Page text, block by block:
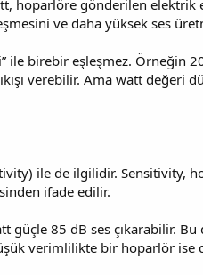
hoparlöre gönderilen elektrik
ve daha yüksek ses
ile birebir eşleşmez.
verebilir. Ama watt
ile de ilgilidir. Sensitivity,
ifade edilir.
85 dB ses çıkarabilir.
verimlilikte bir hoparlör ise